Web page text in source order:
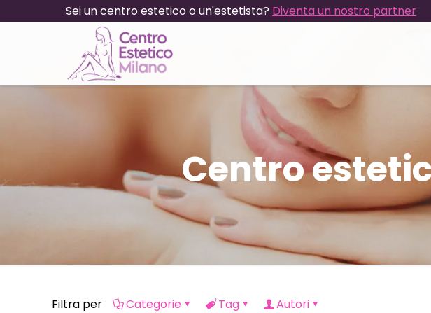
Sei un centro estetico o un'estetista? Diventa un nostro partner
Centro
Filtra per Categorie Tag Autori